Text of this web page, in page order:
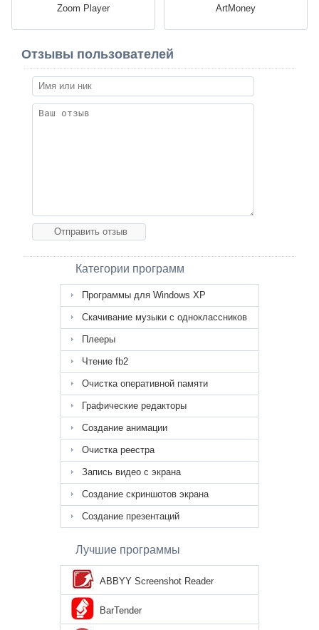
Zoom Player ArtMoney
Отзывы пользователей
Категории программ
Программы для Windows XP
Скачивание музыки с одноклассников
Плееры
Чтение fb2
Очистка оперативной памяти
Графические редакторы
Создание анимации
Очистка реестра
Запись видео с экрана
Создание скриншотов экрана
Создание презентаций
Лучшие программы
ABBYY Screenshot Reader
BarTender